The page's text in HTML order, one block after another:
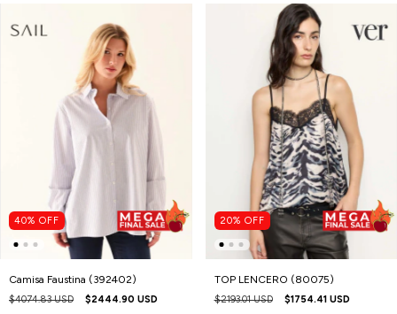
40% OFF
Camisa Faustina (392402)
$4074.83 USD $2444.90 USD
20% OFF
TOP LENCERO (80075)
$2193.01 USD $1754.41 USD